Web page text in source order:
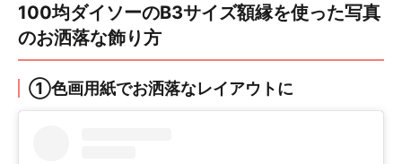
100均ダイソーのB3サイズ額縁を使った写真
のお洒落な飾り方
①色画用紙でお洒落なレイアウトに